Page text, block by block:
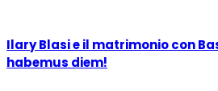
Ilary Blasi e il matrimonio con
habemus diem!